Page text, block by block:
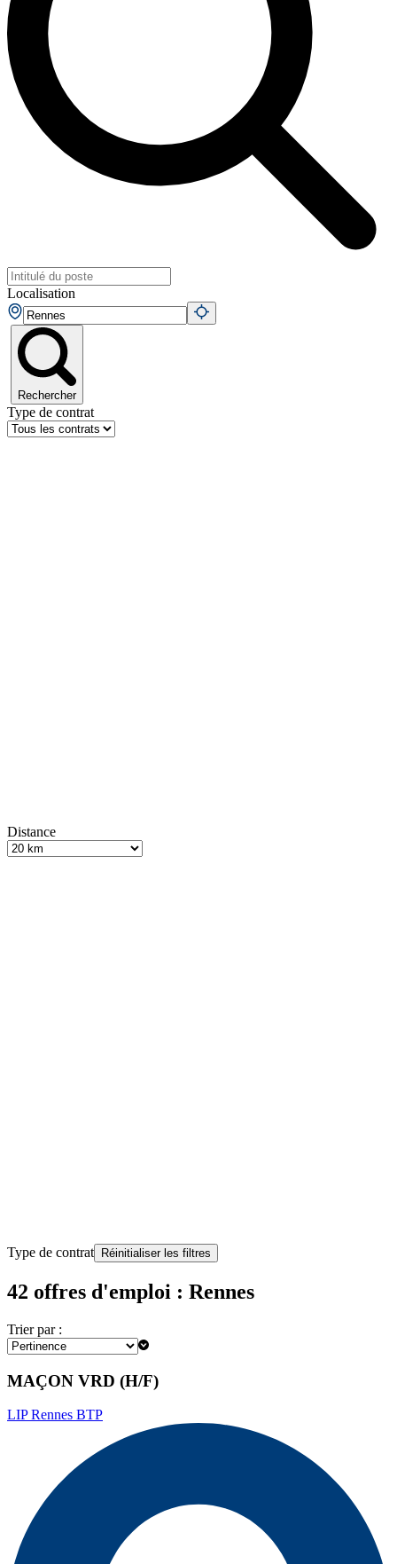
Localisation
Rechercher
Type de contrat
Distance
Type de contrat Réinitialiser les filtres
42 offres d'emploi : Rennes
Trier par :
MAÇON VRD (H/F)
LIP Rennes BTP